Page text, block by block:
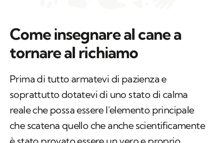
Come insegnare al cane a
Prima di tutto armatevi di pazienza e
soprattutto dotatevi di uno stato di calma
reale che possa essere l'elemento principale
che scatena quello che anche scientificamente